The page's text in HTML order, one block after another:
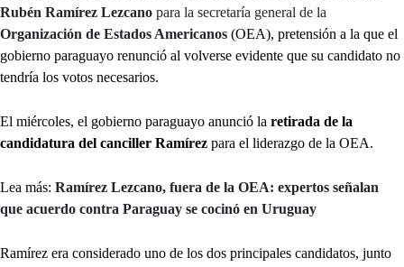
Rubén Ramírez Lezcano para la secretaría general de la
Organización de Estados Americanos (OEA), pretensión a la que el
gobierno paraguayo renunció al volverse evidente que su candidato no
tendría los votos necesarios.
El miércoles, el gobierno paraguayo anunció la retirada de la
candidatura del canciller Ramírez para el liderazgo de la OEA.
Lea más: Ramírez Lezcano, fuera de la OEA: expertos señalan
que acuerdo contra Paraguay se cocinó en Uruguay
Ramírez era considerado uno de los dos principales candidatos, junto